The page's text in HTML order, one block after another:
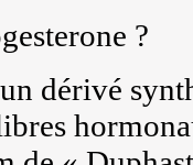
?
dérivé